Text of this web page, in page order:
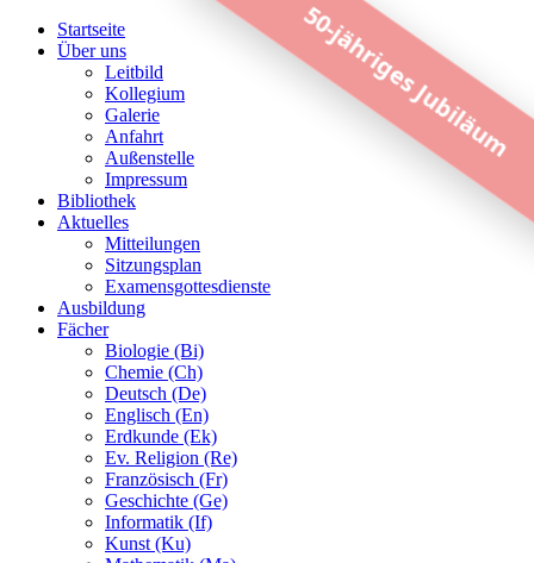
Startseite
Über uns
Leitbild
Kollegium
Galerie
Anfahrt
Außenstelle
Impressum
Bibliothek
Aktuelles
Mitteilungen
Sitzungsplan
Examensgottesdienste
Ausbildung
Fächer
Biologie (Bi)
Chemie (Ch)
Deutsch (De)
Englisch (En)
Erdkunde (Ek)
Ev. Religion (Re)
Französisch (Fr)
Geschichte (Ge)
Informatik (If)
Kunst (Ku)
50-jähriges Jubiläum